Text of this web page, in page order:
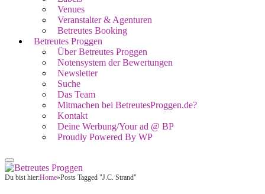
Venues
Veranstalter & Agenturen
Betreutes Booking
Betreutes Proggen
Über Betreutes Proggen
Notensystem der Bewertungen
Newsletter
Suche
Das Team
Mitmachen bei BetreutesProggen.de?
Kontakt
Deine Werbung/Your ad @ BP
Proudly Powered By WP
Du bist hier:Home»Posts Tagged "J.C. Strand"